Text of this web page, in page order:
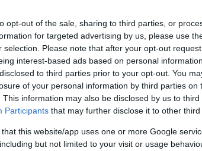
opt-out of the sale, sharing to third parties, or
for targeted advertising by us, please use
selection. Please note that after your opt-out
interest-based ads based on personal
to third parties prior to your opt-out. You
of your personal information by third parties on
This information may also be disclosed by us to
Participants that may further disclose it to other third
that this website/app uses one or more Google
but not limited to your visit or usage
60 Marko Božić
Jordi Sánchez
Rafał Mikulec